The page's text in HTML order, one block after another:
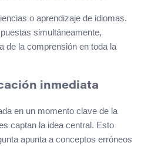
o aprendizaje de idiomas.
simultáneamente,
de la comprensión en toda la
inmediata
en un momento clave de la
captan la idea central. Esto
apunta a conceptos erróneos